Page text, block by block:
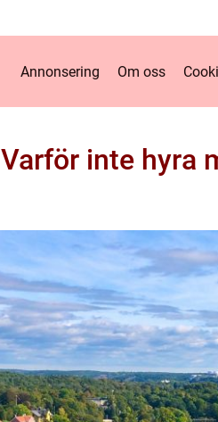
Annonsering Om oss
Varför inte hyra